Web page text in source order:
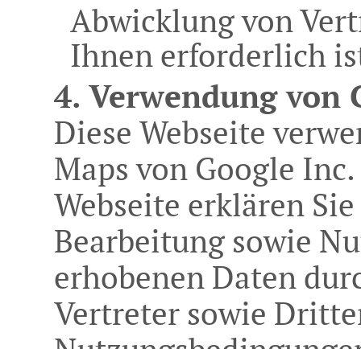
Abwicklung von
Ihnen
4. Verwendung von
Diese Webseite
Maps von Google
Webseite erklären
Bearbeitung sowie
erhobenen Daten
Vertreter sowie